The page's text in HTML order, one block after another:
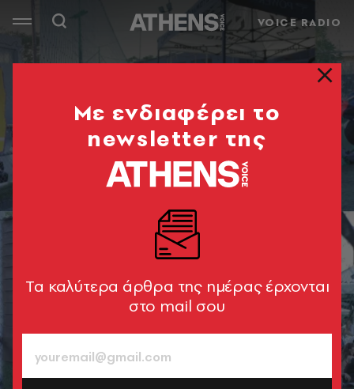
VOICE RADIO
Mε ενδιαφέρει το
newsletter της
Tα καλύτερα άρθρα της ημέρας έρχονται
στο mail σου